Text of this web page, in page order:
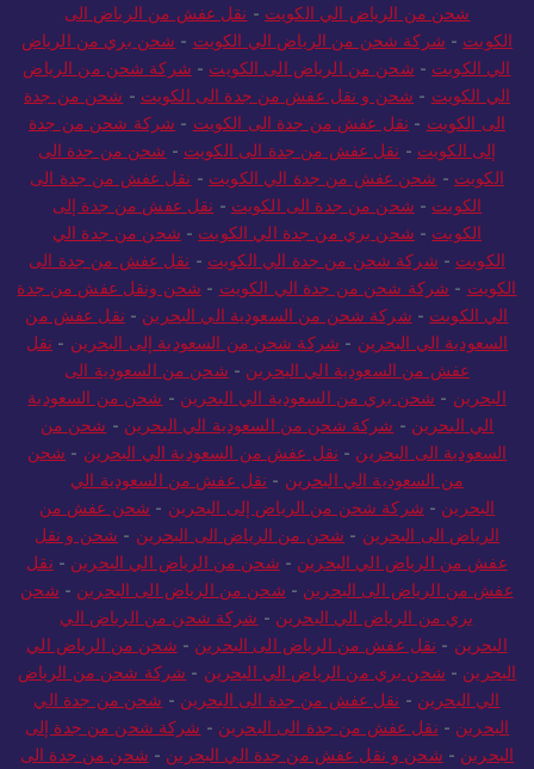
شحن من الرياض الي الكويت - نقل عفش من الرياض الى
الكويت - شركة شحن من الرياض الي الكويت - شحن بري من الرياض
الي الكويت - شحن من الرياض الى الكويت - شركة شحن من الرياض
الي الكويت - شحن و نقل عفش من جدة الى الكويت - شحن من جدة
الى الكويت - نقل عفش من جدة الى الكويت - شركة شحن من جدة
إلى الكويت - نقل عفش من جدة الى الكويت - شحن من جدة الى
الكويت - شحن عفش من جدة الي الكويت - نقل عفش من جدة الى
الكويت - شحن من جدة الى الكويت - نقل عفش من جدة إلى
الكويت - شحن بري من جدة الي الكويت - شحن من جدة الي
الكويت - شركة شحن من جدة الي الكويت - نقل عفش من جدة الى
الكويت - شركة شحن من جدة الي الكويت - شحن ونقل عفش من جدة
الي الكويت - شركة شحن من السعودية الي البحرين - نقل عفش من
السعودية الي البحرين - شركة شحن من السعودية إلى البحرين - نقل
عفش من السعودية الي البحرين - شحن من السعودية الى
البحرين - شحن بري من السعودية الي البحرين - شحن من السعودية
الي البحرين - شركة شحن من السعودية الي البحرين - شحن من
السعودية الى البحرين - نقل عفش من السعودية الي البحرين - شحن
من السعودية الي البحرين - نقل عفش من السعودية الي
البحرين - شركة شحن من الرياض إلى البحرين - شحن عفش من
الرياض الى البحرين - شحن من الرياض الى البحرين - شحن و نقل
عفش من الرياض الي البحرين - شحن من الرياض الي البحرين - نقل
عفش من الرياض الى البحرين - شحن من الرياض الى البحرين - شحن
بري من الرياض الي البحرين - شركة شحن من الرياض الي
البحرين - نقل عفش من الرياض الى البحرين - شحن من الرياض الي
البحرين - شحن بري من الرياض الي البحرين - شركة شحن من الرياض
الي البحرين - نقل عفش من جدة الى البحرين - شحن من جدة الي
البحرين - نقل عفش من جدة الى البحرين - شركة شحن من جدة إلى
البحرين - شحن و نقل عفش من جدة الي البحرين - شحن من جدة الى